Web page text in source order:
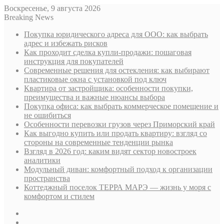
Воскресенье, 9 августа 2026
Breaking News
Покупка юридического адреса для ООО: как выбрать
адрес и избежать рисков
Как проходит сделка купли-продажи: пошаговая
инструкция для покупателей
Современные решения для остекления: как выбирают
пластиковые окна с установкой под ключ
Квартира от застройщика: особенности покупки,
преимущества и важные нюансы выбора
Покупка офиса: как выбрать коммерческое помещение и
не ошибиться
Особенности перевозки грузов через Приморский край
Как выгодно купить или продать квартиру: взгляд со
стороны на современные тенденции рынка
Взгляд в 2026 год: каким видят сектор новостроек
аналитики
Модульный диван: комфортный подход к организации
пространства
Коттеджный поселок ТЕРРА МАРЭ — жизнь у моря с
комфортом и стилем